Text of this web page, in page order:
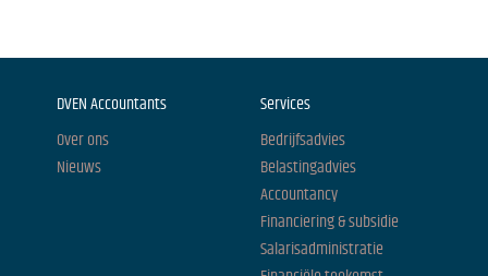
DVEN Accountants
Over ons
Nieuws
Services
Bedrijfsadvies
Belastingadvies
Accountancy
Financiering & subsidie
Salarisadministratie